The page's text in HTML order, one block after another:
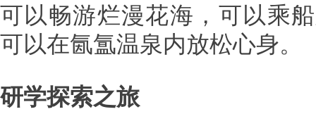
可以畅游烂漫花海，可以乘
可以在氤氲温泉内放松心身。
研学探索之旅